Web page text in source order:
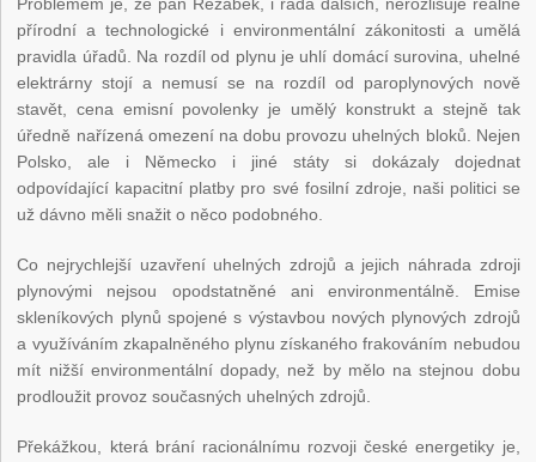
Problémem je, že pan Řežábek, i řada dalších, nerozlišuje reálné
přírodní a technologické i environmentální zákonitosti a umělá
pravidla úřadů. Na rozdíl od plynu je uhlí domácí surovina, uhelné
elektrárny stojí a nemusí se na rozdíl od paroplynových nově
stavět, cena emisní povolenky je umělý konstrukt a stejně tak
úředně nařízená omezení na dobu provozu uhelných bloků. Nejen
Polsko, ale i Německo i jiné státy si dokázaly dojednat
odpovídající kapacitní platby pro své fosilní zdroje, naši politici se
už dávno měli snažit o něco podobného.
Co nejrychlejší uzavření uhelných zdrojů a jejich náhrada zdroji
plynovými nejsou opodstatněné ani environmentálně. Emise
skleníkových plynů spojené s výstavbou nových plynových zdrojů
a využíváním zkapalněného plynu získaného frakováním nebudou
mít nižší environmentální dopady, než by mělo na stejnou dobu
prodloužit provoz současných uhelných zdrojů.
Překážkou, která brání racionálnímu rozvoji české energetiky je,